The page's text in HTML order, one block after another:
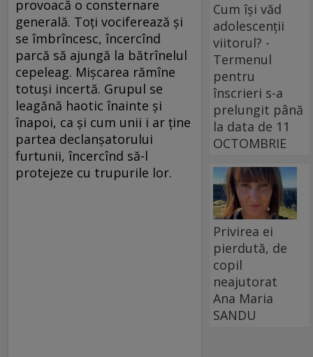
provoacă o consternare
generală. Toți vociferează și
se îmbrîncesc, încercînd
parcă să ajungă la bătrînelul
cepeleag. Mișcarea rămîne
totuși incertă. Grupul se
leagănă haotic înainte și
înapoi, ca și cum unii i ar ține
partea declanșatorului
furtunii, încercînd să-l
protejeze cu trupurile lor.
Cum își văd
adolescenții
viitorul? -
Termenul
pentru
înscrieri s-a
prelungit până
la data de 11
OCTOMBRIE
Privirea ei
pierdută, de
copil
neajutorat
Ana Maria
SANDU